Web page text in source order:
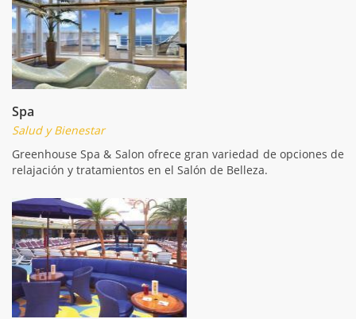
Spa
Salud y Bienestar
Greenhouse Spa & Salon ofrece gran variedad de opciones de
relajación y tratamientos en el Salón de Belleza.